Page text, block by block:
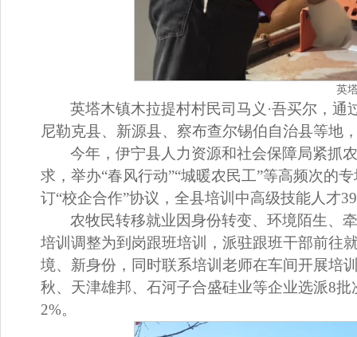
英
英塔木镇木拉提村村民司马义·吾买尔，通
尼勒克县、新源县、察布查尔锡伯自治县等地
今年，伊宁县人力资源和社会保障局紧抓
求，举办“春风行动”“城暖农民工”等高频次的
订“校企合作”协议，全县培训中高级技能人才
农牧民转移就业因身份转变、环境陌生、
培训调整为到岗跟班培训，派驻跟班干部前往
境、新身份，同时联系培训老师在车间开展培
秋、天津雄邦、石河子合盛硅业等企业选派8
2%。